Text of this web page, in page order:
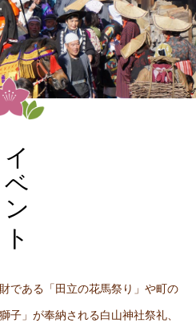
イベント
である「田立の花馬祭り」や町の
子」が奉納される白山神社祭礼、